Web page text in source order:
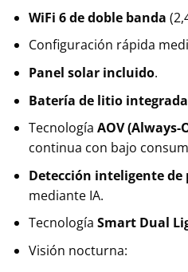
WiFi 6 de doble banda
Configuración rápida
Panel solar incluido.
Batería de litio integrada
Tecnología AOV (Always-
continua con bajo
Detección inteligente de
mediante IA.
Tecnología Smart Dual
Visión nocturna: